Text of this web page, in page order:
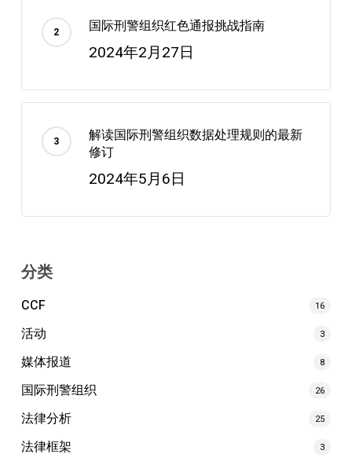
国际刑警组织红色通报挑战指南
2024年2月27日
解读国际刑警组织数据处理规则的最新
修订
2024年5月6日
分类
CCF
16
活动 3
媒体报道 8
国际刑警组织 26
法律分析 25
法律框架 3